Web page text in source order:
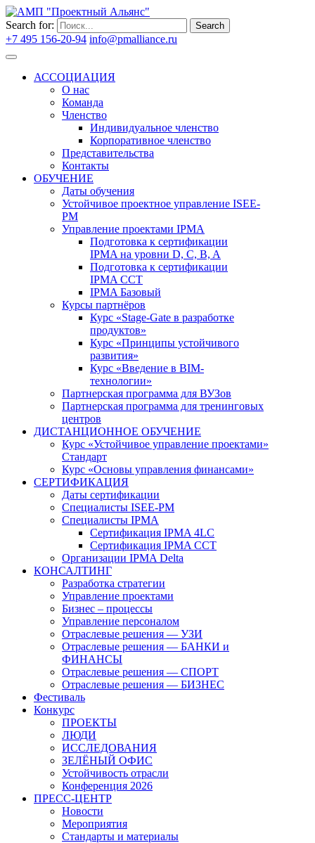
Search for: Search
+7 495 156-20-94 info@pmalliance.ru
АССОЦИАЦИЯ
О нас
Команда
Членство
Индивидуальное членство
Корпоративное членство
Представительства
Контакты
ОБУЧЕНИЕ
Даты обучения
Устойчивое проектное управление ISEE-
PM
Управление проектами IPMA
Подготовка к сертификации
IPMA на уровни D, C, B, A
Подготовка к сертификации
IPMA CCT
IPMA Базовый
Курсы партнёров
Курс «Stage-Gate в разработке
продуктов»
Курс «Принципы устойчивого
развития»
Курс «Введение в BIM-
технологии»
Партнерская программа для ВУЗов
Партнерская программа для тренинговых
центров
ДИСТАНЦИОННОЕ ОБУЧЕНИЕ
Курс «Устойчивое управление проектами»
Стандарт
Курс «Основы управления финансами»
СЕРТИФИКАЦИЯ
Даты сертификации
Специалисты ISEE-PM
Специалисты IPMA
Сертификация IPMA 4LC
Сертификация IPMA CCT
Организации IPMA Delta
КОНСАЛТИНГ
Разработка стратегии
Управление проектами
Бизнес – процессы
Управление персоналом
Отраслевые решения — УЗИ
Отраслевые решения — БАНКИ и
ФИНАНСЫ
Отраслевые решения — СПОРТ
Отраслевые решения — БИЗНЕС
Фестиваль
Конкурс
ПРОЕКТЫ
ЛЮДИ
ИССЛЕДОВАНИЯ
ЗЕЛЁНЫЙ ОФИС
Устойчивость отрасли
Конференция 2026
ПРЕСС-ЦЕНТР
Новости
Мероприятия
Стандарты и материалы